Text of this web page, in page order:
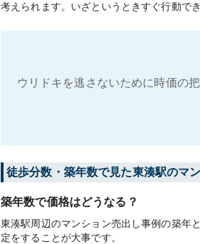
考えられます。いざというときすぐ行動で
ウリドキを逃さないために時価の
徒歩分数・築年数で見た東湊駅のマ
築年数で価格はどうなる？
東湊駅周辺のマンション売出し事例の築年
定をすることが大事です。